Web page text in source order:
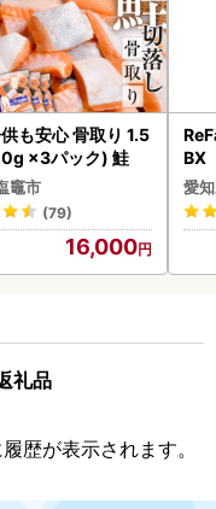
も安心 骨取り 1.5
×3パック) 鮭
竈市
(79)
16,000
BX
ー
ファ
愛
礼品
歴が表示されます。